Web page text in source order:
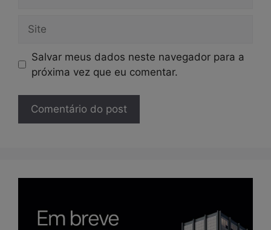
Salvar meus dados neste navegador para a
próxima vez que eu comentar.